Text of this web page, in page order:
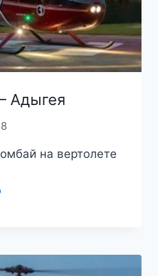
Адыгея
на вертолете